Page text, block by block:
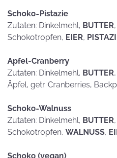
Schoko-Pistazie
Zutaten: Dinkelmehl, BUTTER
Schokotropfen, EIER,
Apfel-Cranberry
Zutaten: Dinkelmehl, BUTTER
Äpfel, getr. Cranberries,
Schoko-Walnuss
Zutaten: Dinkelmehl, BUTTER
Schokotropfen, WALNUSS,
Schoko (vegan)